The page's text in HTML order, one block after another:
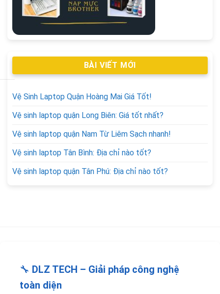
BÀI VIẾT MỚI
Vệ Sinh Laptop Quận Hoàng Mai Giá Tốt!
Vệ sinh laptop quận Long Biên: Giá tốt nhất?
Vệ sinh laptop quận Nam Từ Liêm Sạch nhanh!
Vệ sinh laptop Tân Bình: Địa chỉ nào tốt?
Vệ sinh laptop quận Tân Phú: Địa chỉ nào tốt?
🔧 DLZ TECH – Giải pháp công nghệ
toàn diện